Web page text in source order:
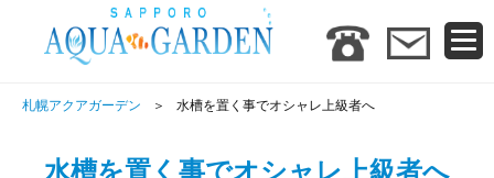
札幌アクアガーデン 水槽を置く事でオシャレ上級者へ
水槽を置く事でオシャレ上級者へ